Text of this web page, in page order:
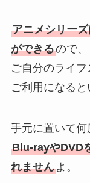
アニメシリー
ができるので、
ご自分のライ
ご利用になると
手元に置いて
Blu-rayやDVD
れませんよ。